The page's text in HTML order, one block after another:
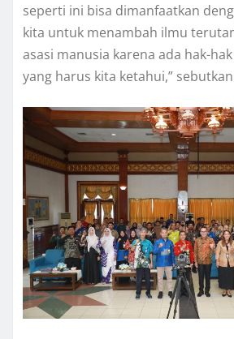
seperti ini bisa dimanfaatkan
kita untuk menambah ilmu
asasi manusia karena ada hak-
yang harus kita ketahui,”